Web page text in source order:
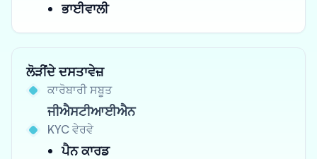
ਭਾਈਵਾਲੀ
ਲੋੜੀਂਦੇ ਦਸਤਾਵੇਜ਼
ਕਾਰੋਬਾਰੀ ਸਬੂਤ
ਜੀਐਸਟੀਆਈਐਨ
KYC ਵੇਰਵੇ
ਪੈਨ ਕਾਰਡ